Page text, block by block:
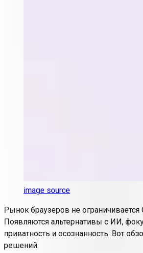
image source
Рынок браузеров не ограничивается
Появляются альтернативы с ИИ,
приватность и осознанность. Вот
решений.